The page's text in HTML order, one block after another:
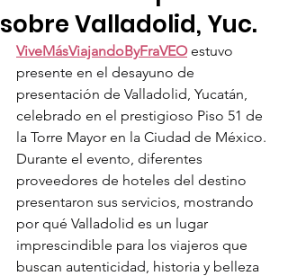
sobre Valladolid, Yuc.
ViveMásViajandoByFraVEO estuvo
presente en el desayuno de
presentación de Valladolid, Yucatán,
celebrado en el prestigioso Piso 51 de
la Torre Mayor en la Ciudad de México.
Durante el evento, diferentes
proveedores de hoteles del destino
presentaron sus servicios, mostrando
por qué Valladolid es un lugar
imprescindible para los viajeros que
buscan autenticidad, historia y belleza